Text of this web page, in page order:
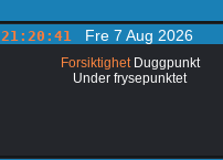
21:20:41 Fre 7 Aug 2026
ForsiktighetDuggpunkt
Under frysepunktet